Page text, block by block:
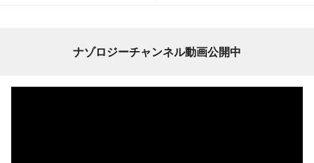
ナゾロジーチャンネル動画公開中